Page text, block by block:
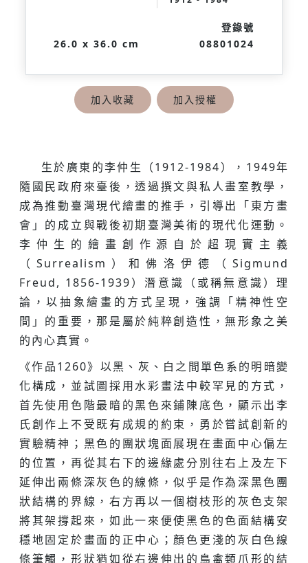
26.0 x 36.0 cm
登錄號
08801024
加入收藏 加入授權
生於廣東的李仲生（1912-1984），1949年
隨國民政府來臺後，透過撰文與私人畫室教學，
成為推動臺灣現代繪畫的推手，引導出「東方畫
會」的成立與戰後初期臺灣美術的現代化運動。
李仲生的繪畫創作源自於超現實主義
（Surrealism）和佛洛伊德（Sigmund
Freud, 1856-1939）潛意識（或稱無意識）理
論，以抽象繪畫的方式呈現，強調「精神性空
間」的重要，那是屬於純粹創造性，無形象之美
的內心真實。
《作品1260》以黑、灰、白之間單色系的明暗變
化構成，並試圖採用水彩畫法中較罕見的方式，
首先使用色階最暗的黑色來鋪陳底色，顯示出李
氏創作上不受既有成規的約束，勇於嘗試創新的
實驗精神；黑色的團狀塊面展現在畫面中心偏左
的位置，再從其右下的邊緣處分別往右上及左下
延伸出兩條深灰色的線條，似乎是作為深黑色團
狀結構的界線，右方再以一個樹枝形的灰色支架
將其架撐起來，如此一來便使黑色的色面結構安
穩地固定於畫面的正中心；顏色更淺的灰白色線
條筆觸，形狀猶如從右邊伸出的鳥禽類爪形的結